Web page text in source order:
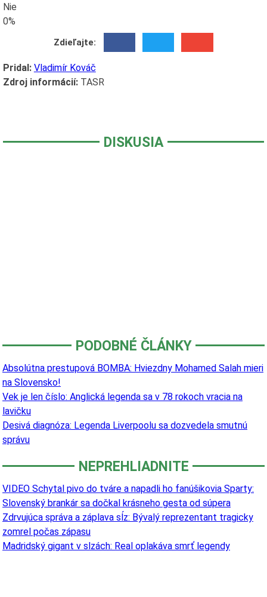
Nie
0%
Zdieľajte:
Pridal: Vladimír Kováč
Zdroj informácií:TASR
DISKUSIA
PODOBNÉ ČLÁNKY
Absolútna prestupová BOMBA: Hviezdny Mohamed Salah mieri
na Slovensko!
Vek je len číslo: Anglická legenda sa v 78 rokoch vracia na
lavičku
Desivá diagnóza: Legenda Liverpoolu sa dozvedela smutnú
správu
NEPREHLIADNITE
VIDEO Schytal pivo do tváre a napadli ho fanúšikovia Sparty:
Slovenský brankár sa dočkal krásneho gesta od súpera
Zdrvujúca správa a záplava sĺz: Bývalý reprezentant tragicky
zomrel počas zápasu
Madridský gigant v slzách: Real oplakáva smrť legendy